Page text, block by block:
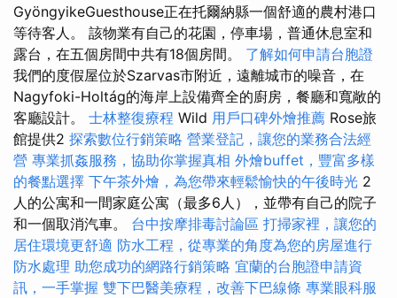
GyöngyikeGuesthouse正在托爾納縣一個舒適的農村港口
等待客人。 該物業有自己的花園，停車場，普通休息室和
露台，在五個房間中共有18個房間。 了解如何申請台胞證
我們的度假屋位於Szarvas市附近，遠離城市的噪音，在
Nagyfoki-Holtág的海岸上設備齊全的廚房，餐廳和寬敞的
客廳設計。 士林整復療程 Wild 用戶口碑外燴推薦 Rose旅
館提供2 探索數位行銷策略 營業登記，讓您的業務合法經
營 專業抓姦服務，協助你掌握真相 外燴buffet，豐富多樣
的餐點選擇 下午茶外燴，為您帶來輕鬆愉快的午後時光 2
人的公寓和一間家庭公寓（最多6人），並帶有自己的院子
和一個取消汽車。 台中按摩排毒討論區 打掃家裡，讓您的
居住環境更舒適 防水工程，從專業的角度為您的房屋進行
防水處理 助您成功的網路行銷策略 宜蘭的台胞證申請資
訊，一手掌握 雙下巴醫美療程，改善下巴線條 專業眼科服